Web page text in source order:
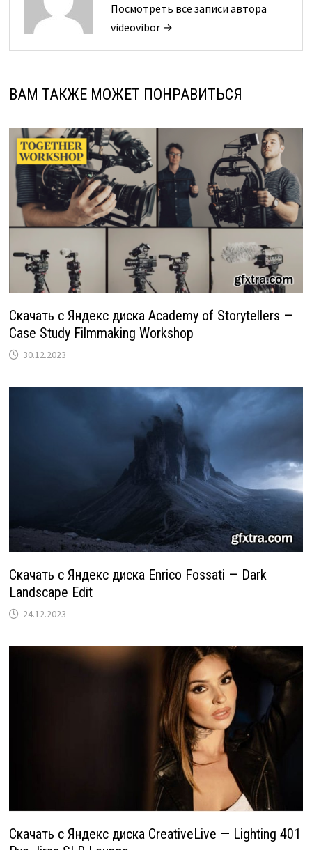
Посмотреть все записи автора
videovibor →
ВАМ ТАКЖЕ МОЖЕТ ПОНРАВИТЬСЯ
Скачать с Яндекс диска Academy of Storytellers —
Case Study Filmmaking Workshop
30.12.2023
Скачать с Яндекс диска Enrico Fossati — Dark
Landscape Edit
24.12.2023
Скачать с Яндекс диска CreativeLive — Lighting 401